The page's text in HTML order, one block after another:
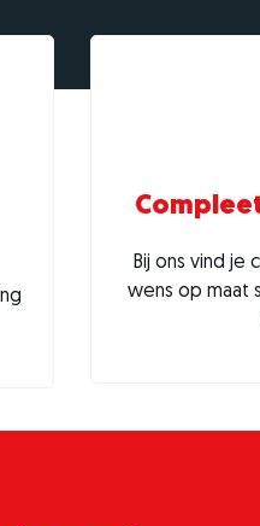
Bij ons vind je
wens op maat